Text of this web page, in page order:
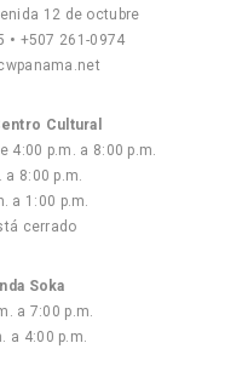
12 de octubre
• +507 261-0974
Cultural
4:00 p.m. a 8:00 p.m.
a 8:00 p.m.
a 1:00 p.m.
cerrado
Soka
a 7:00 p.m.
a 4:00 p.m.